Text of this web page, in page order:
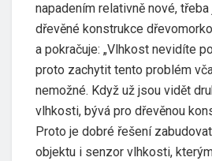
napadením relativně nové,
dřevěné konstrukce
a pokračuje: „Vlhkost nevidíte
proto zachytit tento problém
nemožné. Když už jsou vidět
vlhkosti, bývá pro dřevěnou
Proto je dobré řešení
objektu i senzor vlhkosti,